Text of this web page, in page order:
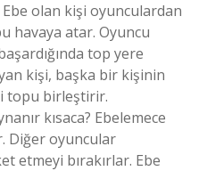
olan kişi oyunculardan
havaya atar. Oyuncu
top yere
kişi, başka bir kişinin
topu birleştirir.
kısaca? Ebelemece
Diğer oyuncular
etmeyi bırakırlar. Ebe